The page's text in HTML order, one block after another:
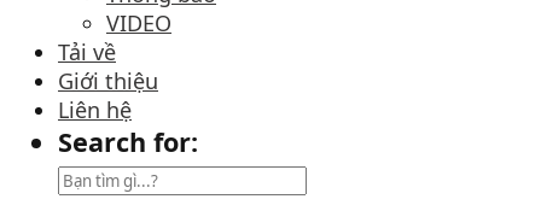
VIDEO
Tải về
Giới thiệu
Liên hệ
Search for: